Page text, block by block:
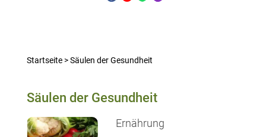
Startseite>Säulen der Gesundheit
Säulen der Gesundheit
Ernährung